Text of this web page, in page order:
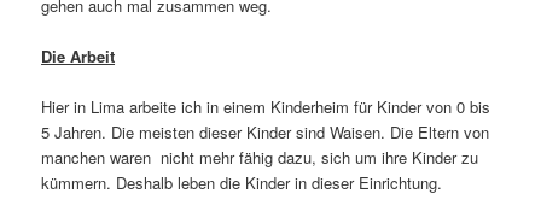
gehen auch mal zusammen weg.
Die Arbeit
Hier in Lima arbeite ich in einem Kinderheim für Kinder von 0 bis
5 Jahren. Die meisten dieser Kinder sind Waisen. Die Eltern von
manchen waren nicht mehr fähig dazu, sich um ihre Kinder zu
kümmern. Deshalb leben die Kinder in dieser Einrichtung.